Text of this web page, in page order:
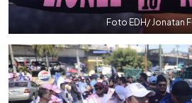
Foto EDH/ Jonatan